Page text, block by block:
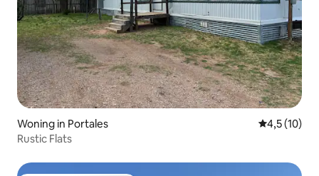
Woning in Portales
4,5 (10)
Rustic Flats